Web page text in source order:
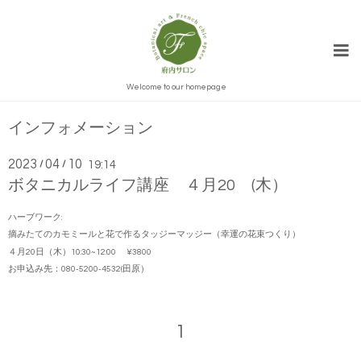
Welcome to our homepage
インフォメーション
2023 /04 / 10 19:14
ボタニカルライフ講座 ４月20 (木）
ハーブワーク:
摘みたてのカモミールと花で作るタッジーマッジー（幸運の花束つくり）
４月20日（木）10:30~12:00 ¥3800
お申込み先：080-5200-4532(田原）
1